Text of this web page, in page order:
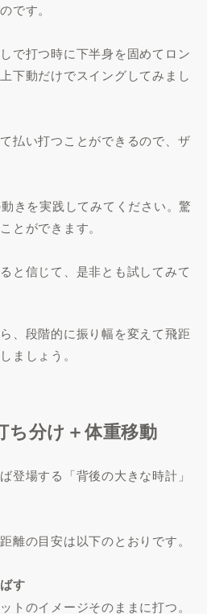
です。
で打つ時に下半身を固めてロン
下動だけでスイングしてみまし
払い打つことができるので、ザ
きを実践してみてください。驚
とができます。
と信じて、是非とも試してみて
、段階的に振り幅を変えて飛距
ましょう。
ち分け＋体重移動
登場する「背後の大きな時計」
離の目安は以下のとおりです。
す
トのイメージそのままに打つ。